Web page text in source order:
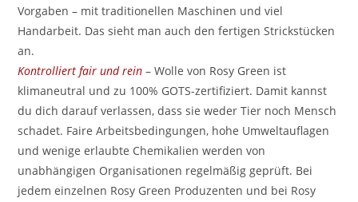
Vorgaben – mit traditionellen Maschinen und viel
Handarbeit. Das sieht man auch den fertigen Strickstücken
an.
Kontrolliert fair und rein – Wolle von Rosy Green ist
klimaneutral und zu 100% GOTS-zertifiziert. Damit kannst
du dich darauf verlassen, dass sie weder Tier noch Mensch
schadet. Faire Arbeitsbedingungen, hohe Umweltauflagen
und wenige erlaubte Chemikalien werden von
unabhängigen Organisationen regelmäßig geprüft. Bei
jedem einzelnen Rosy Green Produzenten und bei Rosy